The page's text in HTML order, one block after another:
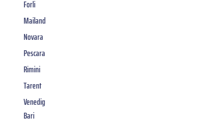
Forli
Mailand
Novara
Pescara
Rimini
Tarent
Venedig
Bari